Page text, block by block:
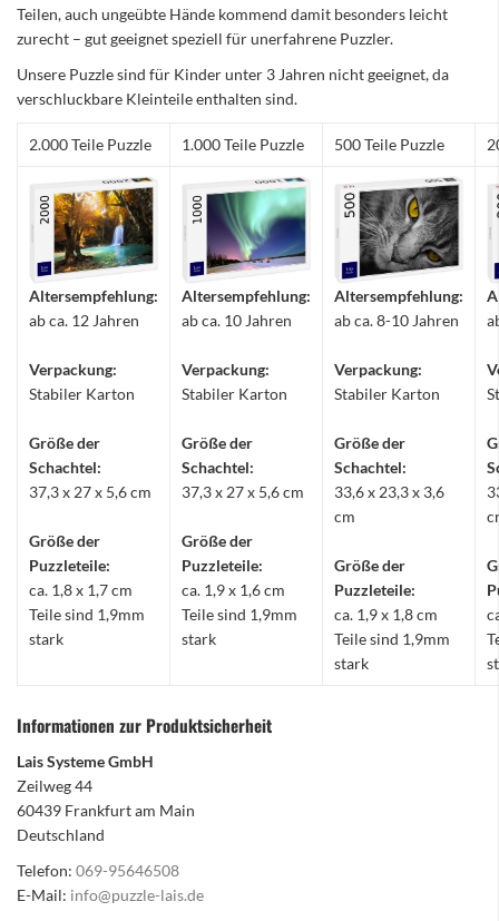
Teilen, auch ungeübte Hände kommend damit besonders leicht
zurecht – gut geeignet speziell für unerfahrene Puzzler.
Unsere Puzzle sind für Kinder unter 3 Jahren nicht geeignet, da
verschluckbare Kleinteile enthalten sind.
2.000 Teile Puzzle 1.000 Teile Puzzle 500 Teile Puzzle
Altersempfehlung:
ab ca. 12 Jahren
Verpackung:
Stabiler Karton
Größe der
Schachtel:
37,3 x 27 x 5,6 cm
Größe der
Puzzleteile:
ca. 1,8 x 1,7 cm
Teile sind 1,9mm
stark
Altersempfehlung:
ab ca. 10 Jahren
Verpackung:
Stabiler Karton
Größe der
Schachtel:
37,3 x 27 x 5,6 cm
Größe der
Puzzleteile:
ca. 1,9 x 1,6 cm
Teile sind 1,9mm
stark
Altersempfehlung:
ab ca. 8-10 Jahren
Verpackung:
Stabiler Karton
Größe der
Schachtel:
33,6 x 23,3 x 3,6
cm
Größe der
Puzzleteile:
ca. 1,9 x 1,8 cm
Teile sind 1,9mm
stark
Informationen zur Produktsicherheit
Lais Systeme GmbH
Zeilweg 44
60439 Frankfurt am Main
Deutschland
Telefon: 069-95646508
E-Mail: info@puzzle-lais.de